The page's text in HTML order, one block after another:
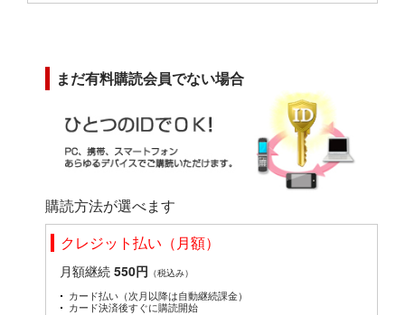
まだ有料購読会員でない場合
購読方法が選べます
クレジット払い（月額）
月額継続 550円 （税込み）
カード払い（次月以降は自動継続課金）
カード決済後すぐに購読開始